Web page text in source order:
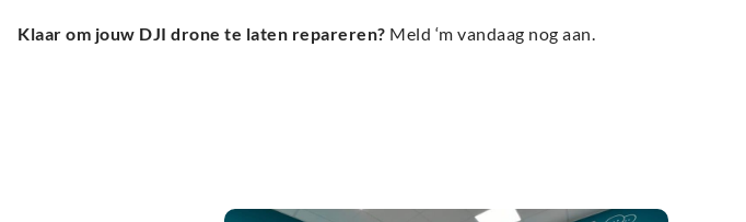
Klaar om jouw DJI drone te laten repareren? Meld ‘m vandaag nog aan.